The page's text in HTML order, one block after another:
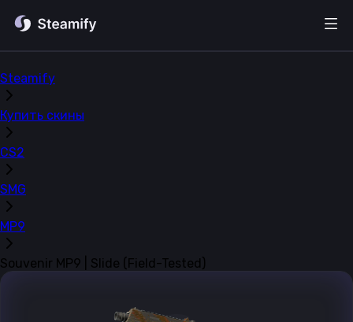
Steamify
Купить скины
CS2
SMG
MP9
Souvenir MP9 | Slide (Field-Tested)